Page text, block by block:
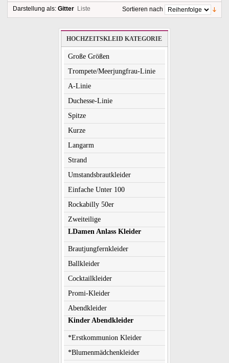
Darstellung als: Gitter Liste Sortieren nach
HOCHZEITSKLEID KATEGORIE
Große Größen
Trompete/Meerjungfrau-Linie
A-Linie
Duchesse-Linie
Spitze
Kurze
Langarm
Strand
Umstandsbrautkleider
Einfache Unter 100
Rockabilly 50er
Zweiteilige
LDamen Anlass Kleider
Brautjungfernkleider
Ballkleider
Cocktailkleider
Promi-Kleider
Abendkleider
Kinder Abendkleider
*Erstkommunion Kleider
*Blumenmädchenkleider